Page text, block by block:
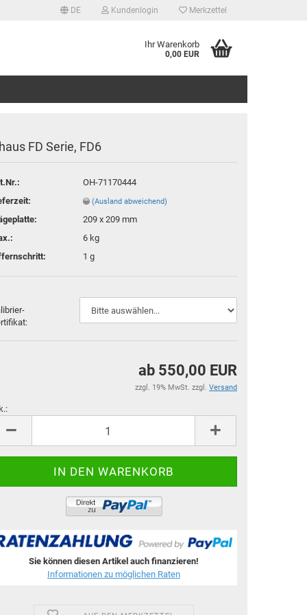
DE Kundenlogin Merkzettel
Ihr Warenkorb
0,00 EUR
FD Serie, FD6
OH-71170444
(Ausland abweichend)
209 x 209 mm
6 kg
1 g
ab 550,00 EUR
zzgl. 19% MwSt. zzgl. Versand
Sie können diesen Artikel auch finanzieren!
Informationen zu möglichen Raten